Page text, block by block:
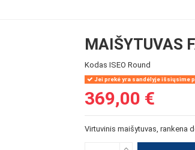
MAIŠYTUVAS
Kodas ISEO Round
Jei prekė yra sandėlyje išsiųsime
369,00 €
Virtuvinis maišytuvas, rankena